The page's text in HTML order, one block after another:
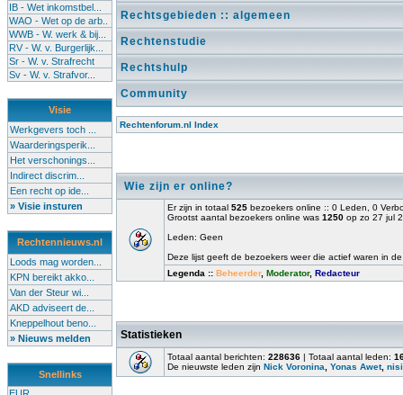
IB - Wet inkomstbel...
WAO - Wet op de arb..
WWB - W. werk & bij...
RV - W. v. Burgerlijk...
Sr - W. v. Strafrecht
Sv - W. v. Strafvor...
Visie
Werkgevers toch ...
Waarderingsperik...
Het verschonings...
Indirect discrim...
Een recht op ide...
» Visie insturen
Rechtennieuws.nl
Loods mag worden...
KPN bereikt akko...
Van der Steur wi...
AKD adviseert de...
Kneppelhout beno...
» Nieuws melden
Snellinks
Rechtsgebieden :: algemeen
Rechtenstudie
Rechtshulp
Community
Rechtenforum.nl Index
Wie zijn er online?
Er zijn in totaal 525 bezoekers online :: 0 Leden, 0
Grootst aantal bezoekers online was 1250 op zo 27 jul
Leden: Geen
Deze lijst geeft de bezoekers weer die actief waren in
Legenda :: Beheerder, Moderator, Redacteur
Statistieken
Totaal aantal berichten: 228636 | Totaal aantal leden:
De nieuwste leden zijn Nick Voronina Yonas Awet,